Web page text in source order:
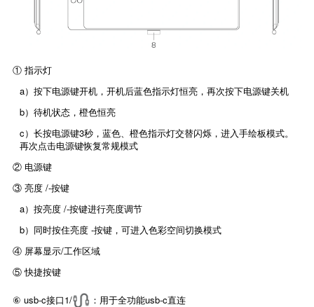
① 指示灯
a）按下电源键开机，开机后蓝色指示灯恒亮，再次按下电源键关机
b）待机状态，橙色恒亮
c）长按电源键3秒，蓝色、橙色指示灯交替闪烁，进入手绘板模式。
再次点击电源键恢复常规模式
② 电源键
③ 亮度 /-按键
a）按亮度 /-按键进行亮度调节
b）同时按住亮度 -按键，可进入色彩空间切换模式
④ 屏幕显示/工作区域
⑤ 快捷按键
⑥ usb-c接口1/
：用于全功能usb-c直连